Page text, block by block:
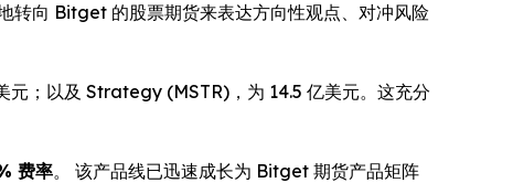
转向 Bitget 的股票期货来表达方向性观点、对冲风险
元；以及 Strategy (MSTR)，为 14.5 亿美元。这充分
费率。 该产品线已迅速成长为 Bitget 期货产品矩阵